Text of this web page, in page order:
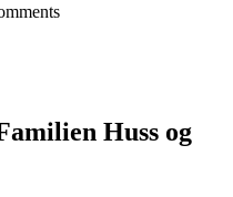
Huss og